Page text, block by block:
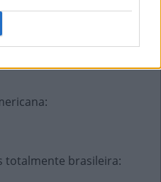
amorosos:
:
totalmente brasileira: